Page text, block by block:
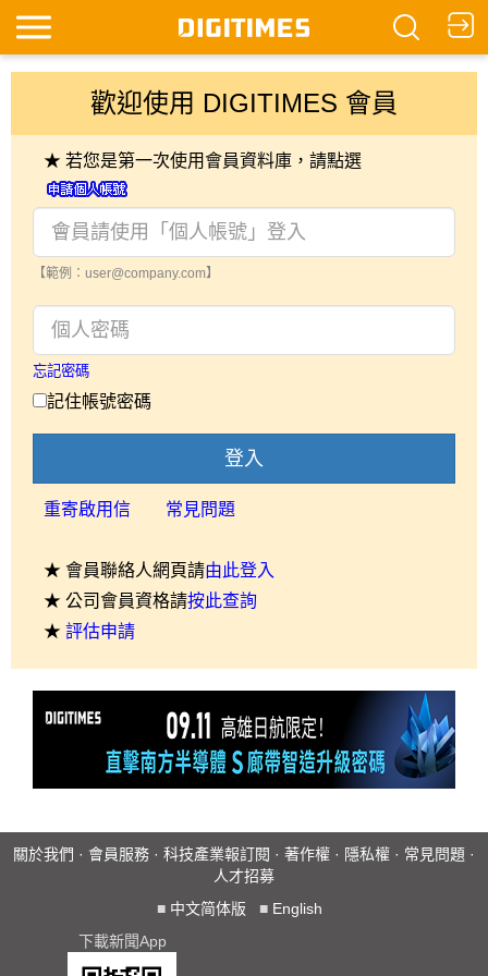
歡迎使用 DIGITIMES 會員
★ 若您是第一次使用會員資料庫，請點選
【範例：user@company.com】
忘記密碼
記住帳號密碼
登入
重寄啟用信 常見問題
★ 會員聯絡人網頁請由此登入
★ 公司會員資格請按此查詢
★ 評估申請
關於我們 · 會員服務 · 科技產業報訂閱 · 著作權 · 隱私權 · 常見問題 ·
人才招募
■ 中文简体版 ■ English
下載新聞App